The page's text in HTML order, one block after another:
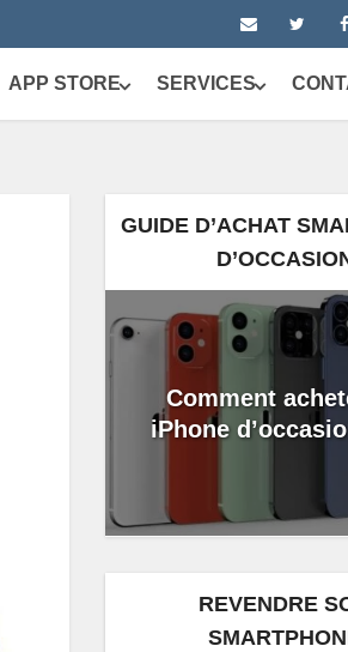
APP STORE SERVICES
GUIDE D’ACHAT
Comment
iPhone
REVENDRE